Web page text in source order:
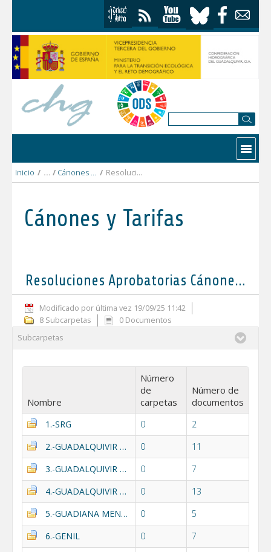
Contactar
Inicio / Cánones y Tarifas / Resoluciones Aprobatorias Cánones y Tarifas 2022
Cánones y Tarifas
Resoluciones Aprobatorias Cánones y Tarifas 2022
Modificado por última vez 19/09/25 11:42
8 Subcarpetas
0 Documentos
Subcarpetas
Nombre
Número
de
carpetas
Número de
documentos
1.-SRG 0
2
2.-GUADALQUIVIR ALTO
0
11
3.-GUADALQUIVIR MEDIO
0
7
4.-GUADALQUIVIR BAJO
0
13
5.-GUADIANA MENOR II
0
5
6.-GENIL
0
7